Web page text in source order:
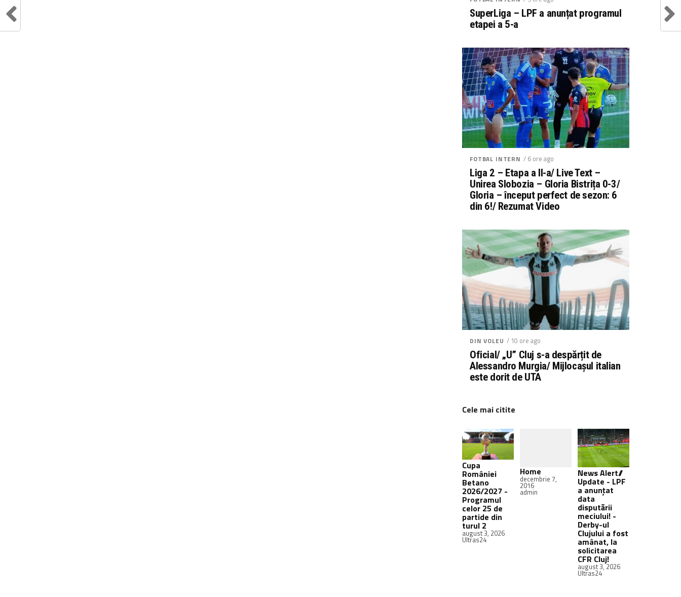
SuperLiga – LPF a anunțat programul
etapei a 5-a
FOTBAL INTERN / 6 ore ago
Liga 2 – Etapa a II-a/ Live Text –
Unirea Slobozia – Gloria Bistrița 0-3/
Gloria – început perfect de sezon: 6
din 6!/ Rezumat Video
DIN VOLEU / 10 ore ago
Oficial/ „U” Cluj s-a despărțit de
Alessandro Murgia/ Mijlocașul italian
este dorit de UTA
Cele mai citite
Cupa
României
Betano
2026/2027 -
Programul
celor 25 de
partide din
turul 2
august 3, 2026
Ultras24
Home
decembrie 7,
2016
admin
News Alert//
Update - LPF
a anunțat
data
disputării
meciului! -
Derby-ul
Clujului a fost
amânat, la
solicitarea
CFR Cluj!
august 3, 2026
Ultras24